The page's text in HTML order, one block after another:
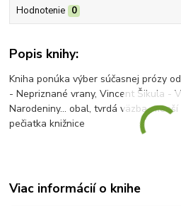
Hodnotenie 0
Popis knihy:
Kniha ponúka výber súčasnej prózy
- Nepriznané vrany, Vincent Šikula -
Narodeniny... obal, tvrdá väzba,
pečiatka knižnice
Viac informácií o knihe